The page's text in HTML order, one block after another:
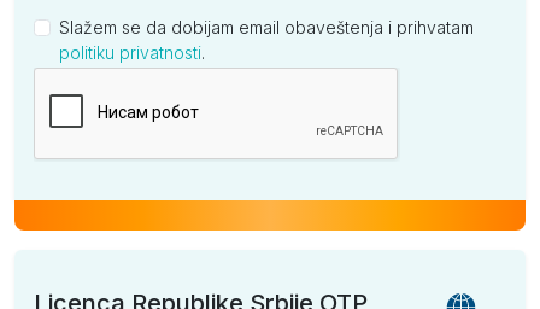
Slažem se da dobijam email obaveštenja i prihvatam
politiku privatnosti.
Licenca Republike Srbije OTP